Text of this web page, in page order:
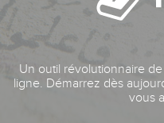
Un outil révolutionnaire
ligne. Démarrez dès
vous